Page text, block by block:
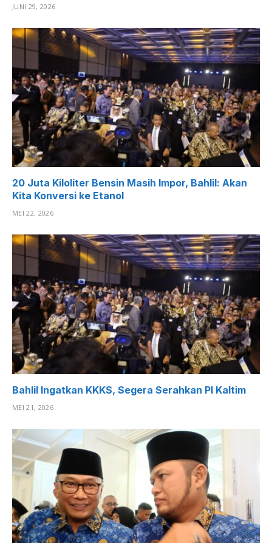
JUNI 29, 2026
20 Juta Kiloliter Bensin Masih Impor, Bahlil: Akan
Kita Konversi ke Etanol
MEI 22, 2026
Bahlil Ingatkan KKKS, Segera Serahkan PI Kaltim
MEI 21, 2026